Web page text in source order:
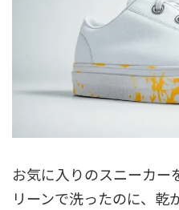
お気に入りのスニーカー
リーンで洗ったのに、乾